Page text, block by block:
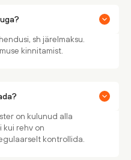
sh järelmaksu.
kinnitamist.
on kulunud alla
kui rehv on
kontrollida.